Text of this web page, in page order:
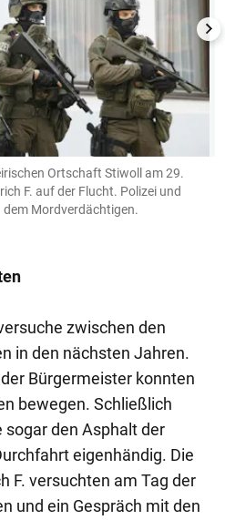
Ortschaft Stiwoll am 29.
F. auf der Flucht. Polizei und
Mordverdächtigen.
zwischen den
in den nächsten Jahren.
Bürgermeister konnten
bewegen. Schließlich
den Asphalt der
eigenhändig. Die
F. versuchten am Tag der
und ein Gespräch mit den